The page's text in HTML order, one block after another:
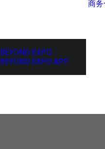
BEYOND EXPO
BEYOND EXPO APP
商